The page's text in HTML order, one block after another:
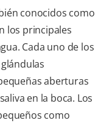
conocidos como
los principales
Cada uno de los
aberturas
en la boca. Los
como